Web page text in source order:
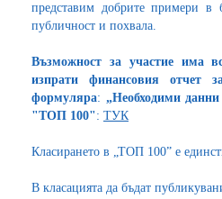
представим добрите примери в
публичност и похвала.
Възможност за участие има
изпрати финансовия отчет
формуляра: „Необходими
"ТОП 100": ТУК
Класирането в „ТОП 100” е
В класацията да бъдат